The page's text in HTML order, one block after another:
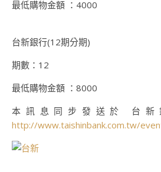
最低購物金額 ：4000
台新銀行(12期分期)
期數：12
最低購物金額 ：8000
本訊息同步發送於 台新
http://www.taishinbank.com.tw/